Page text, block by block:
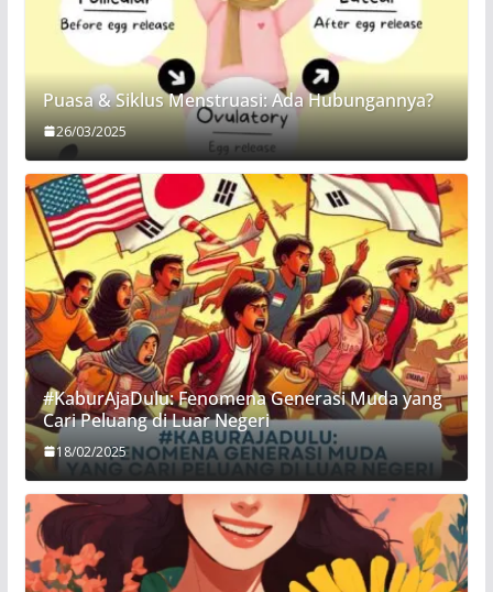
Puasa & Siklus Menstruasi: Ada Hubungannya?
26/03/2025
#KaburAjaDulu: Fenomena Generasi Muda yang
Cari Peluang di Luar Negeri
18/02/2025